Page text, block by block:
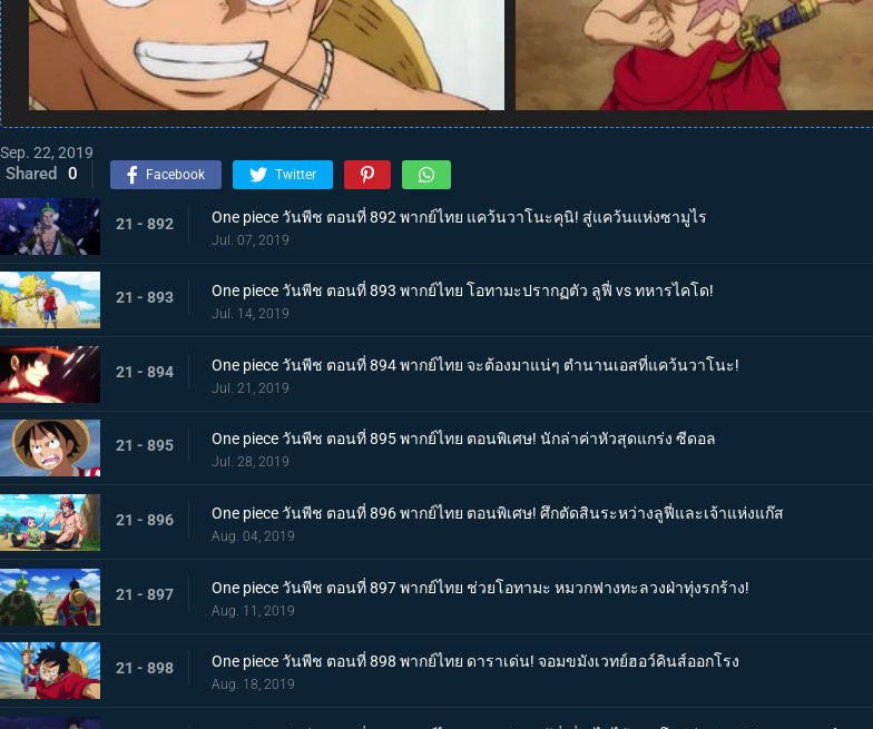
Sep. 22, 2019
Shared 0 Facebook Twitter
21 - 892 One piece วันพีช ตอนที่ 892 พากย์ไทย แคว้นวาโนะคุนิ! สู่แคว้นแห่งซามูไร
Jul. 07, 2019
21 - 893 One piece วันพีช ตอนที่ 893 พากย์ไทย โอทามะปรากฏตัว ลูฟี่ vs ทหารไคโด!
Jul. 14, 2019
21 - 894 One piece วันพีช ตอนที่ 894 พากย์ไทย จะต้องมาแน่ๆ ตำนานเอสที่แคว้นวาโนะ!
Jul. 21, 2019
21 - 895 One piece วันพีช ตอนที่ 895 พากย์ไทย ตอนพิเศษ! นักล่าค่าหัวสุดแกร่ง ซีดอล
Jul. 28, 2019
21 - 896 One piece วันพีช ตอนที่ 896 พากย์ไทย ตอนพิเศษ! ศึกตัดสินระหว่างลูฟี่และเจ้าแห่งแก๊ส
Aug. 04, 2019
21 - 897 One piece วันพีช ตอนที่ 897 พากย์ไทย ช่วยโอทามะ หมวกฟางทะลวงฝ่าทุ่งรกร้าง!
Aug. 11, 2019
21 - 898 One piece วันพีช ตอนที่ 898 พากย์ไทย ดาราเด่น! จอมขมังเวทย์ฮอว์คินส์ออกโรง
Aug. 18, 2019